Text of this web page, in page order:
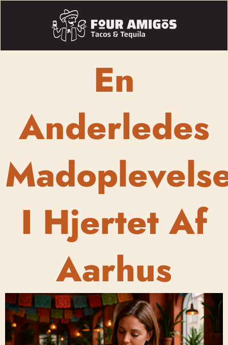
En
Anderledes
I Hjertet Af
Aarhus